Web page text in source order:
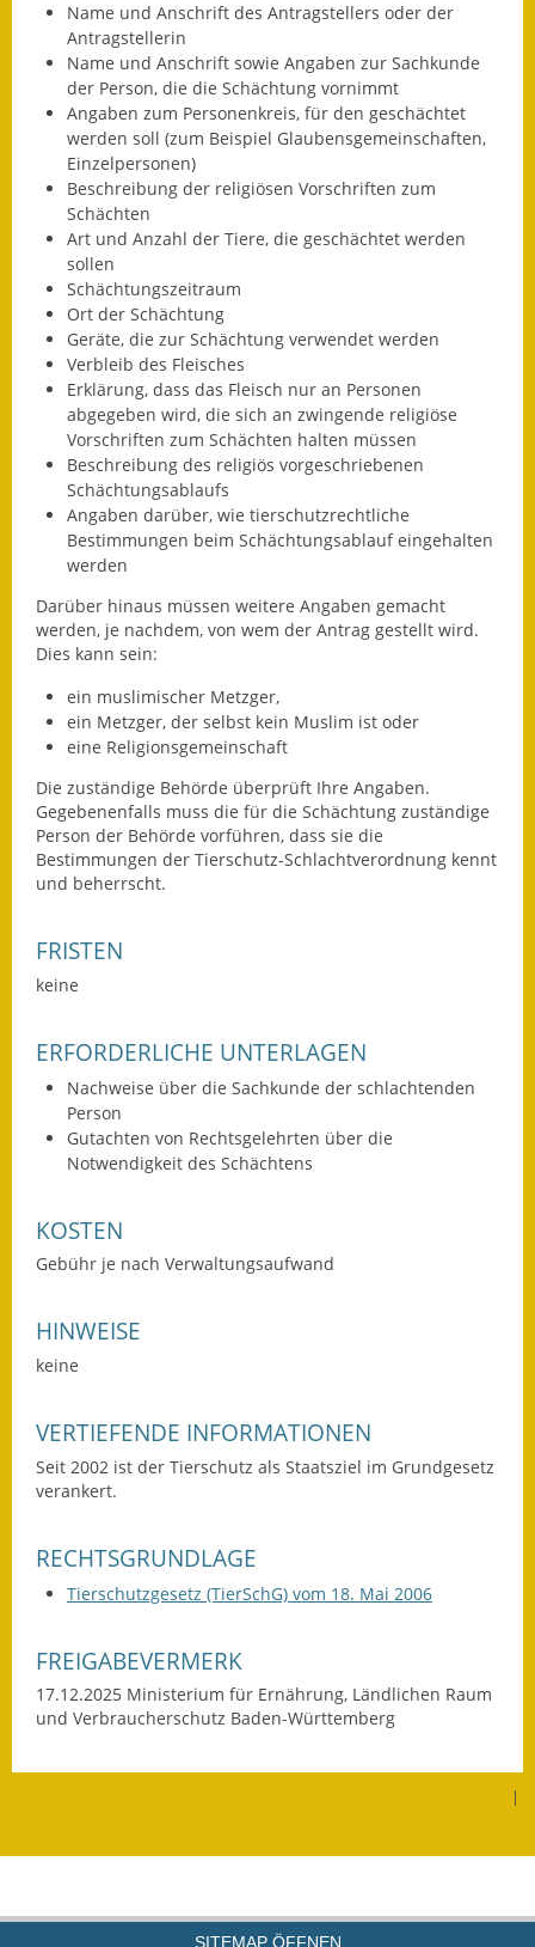
Bauhof Notzingen
Behördenadressen
Beratungsstellen im
Fundbehörde
Gemeinderat
Sitzungsberichte 2015
Sitzungsberichte 2016
Sitzungsberichte 2018
Sitzungsberichte 2020
Gemeindeverwaltung
Haushalt & Finanzen
Haushaltspläne
Jahresabschlüsse
Wahlen
Leben
Bauen und Wohnen
Bauwasser/Wasser/Abwasser
Gerätehütten
Name und Anschrift des Antragstellers oder der
Antragstellerin
Name und Anschrift sowie Angaben zur Sachkunde
der Person, die die Schächtung vornimmt
Angaben zum Personenkreis, für den geschächtet
werden soll (zum Beispiel Glaubensgemeinschaften,
Einzelpersonen)
Beschreibung der religiösen Vorschriften zum
Schächten
Art und Anzahl der Tiere, die geschächtet werden
sollen
Schächtungszeitraum
Ort der Schächtung
Geräte, die zur Schächtung verwendet werden
Verbleib des Fleisches
Erklärung, dass das Fleisch nur an Personen
abgegeben wird, die sich an zwingende religiöse
Vorschriften zum Schächten halten müssen
Beschreibung des religiös vorgeschriebenen
Schächtungsablaufs
Angaben darüber, wie tierschutzrechtliche
Bestimmungen beim Schächtungsablauf eingehalten
werden
Darüber hinaus müssen weitere Angaben gemacht
werden, je nachdem, von wem der Antrag gestellt wird.
Dies kann sein:
ein muslimischer Metzger,
ein Metzger, der selbst kein Muslim ist oder
eine Religionsgemeinschaft
Die zuständige Behörde überprüft Ihre Angaben.
Gegebenenfalls muss die für die Schächtung zuständige
Person der Behörde vorführen, dass sie die
Bestimmungen der Tierschutz-Schlachtverordnung kennt
und beherrscht.
FRISTEN
keine
ERFORDERLICHE UNTERLAGEN
Nachweise über die Sachkunde der schlachtenden
Person
Gutachten von Rechtsgelehrten über die
Notwendigkeit des Schächtens
KOSTEN
Gebühr je nach Verwaltungsaufwand
HINWEISE
keine
VERTIEFENDE INFORMATIONEN
Seit 2002 ist der Tierschutz als Staatsziel im Grundgesetz
verankert.
RECHTSGRUNDLAGE
Tierschutzgesetz (TierSchG) vom 18. Mai 2006
FREIGABEVERMERK
17.12.2025 Ministerium für Ernährung, Ländlichen Raum
und Verbraucherschutz Baden-Württemberg
|
SITEMAP ÖFFNEN